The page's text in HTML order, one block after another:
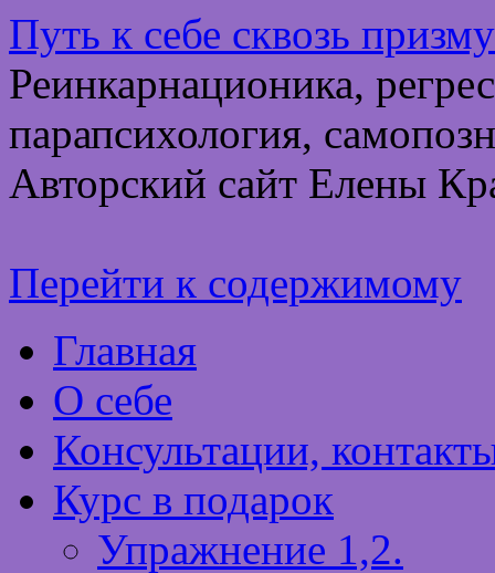
Путь к себе сквозь
Реинкарнационика,
парапсихология,
Авторский сайт Елены
Перейти к содержимому
Главная
О себе
Консультации,
Курс в подарок
Упражнение 1,2.